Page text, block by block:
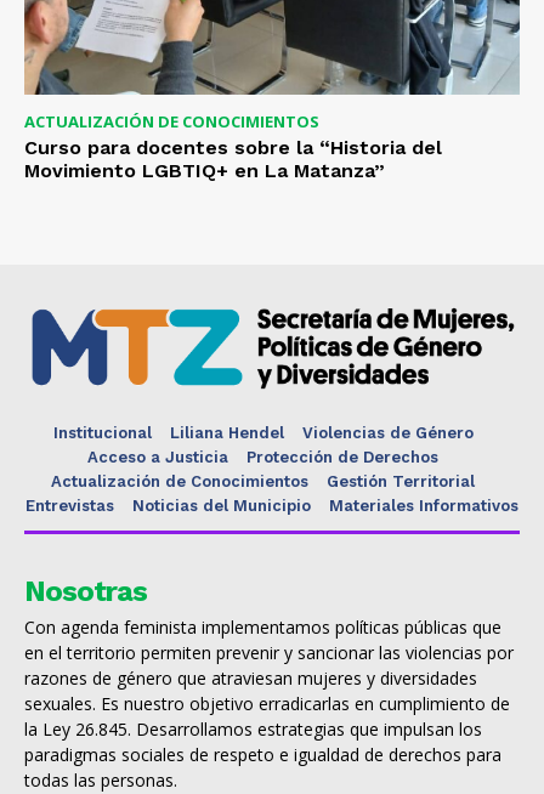
ACTUALIZACIÓN DE CONOCIMIENTOS
Curso para docentes sobre la “Historia del
Movimiento LGBTIQ+ en La Matanza”
Institucional Liliana Hendel
Violencias de Género
Acceso a Justicia
Protección de Derechos
Actualización de Conocimientos
Gestión Territorial
Entrevistas
Noticias del Municipio Materiales Informativos
Nosotras
Con agenda feminista implementamos políticas públicas que
en el territorio permiten prevenir y sancionar las violencias por
razones de género que atraviesan mujeres y diversidades
sexuales. Es nuestro objetivo erradicarlas en cumplimiento de
la Ley 26.845. Desarrollamos estrategias que impulsan los
paradigmas sociales de respeto e igualdad de derechos para
todas las personas.